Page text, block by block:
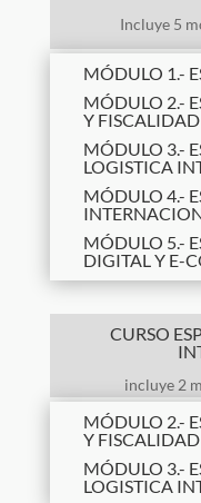
Incluye 5
MÓDULO 1.-
MÓDULO 2.-
Y
MÓDULO 3.-
LOGISTICA
MÓDULO 4.-
MÓDULO 5.-
DIGITAL Y E-
CURSO
incluye 2
MÓDULO 2.-
Y
MÓDULO 3.-
LOGISTICA